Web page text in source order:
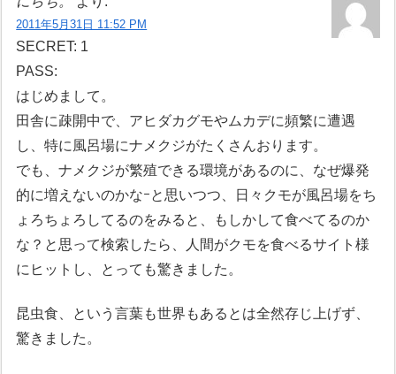
2011年5月31日 11:52 PM
SECRET: 1
PASS:
はじめまして。
田舎に疎開中で、アヒダカグモやムカデに頻繁に遭遇
し、特に風呂場にナメクジがたくさんおります。
でも、ナメクジが繁殖できる環境があるのに、なぜ爆発
的に増えないのかなｰと思いつつ、日々クモが風呂場をち
ょろちょろしてるのをみると、もしかして食べてるのか
な？と思って検索したら、人間がクモを食べるサイト様
にヒットし、とっても驚きました。
昆虫食、という言葉も世界もあるとは全然存じ上げず、
驚きました。